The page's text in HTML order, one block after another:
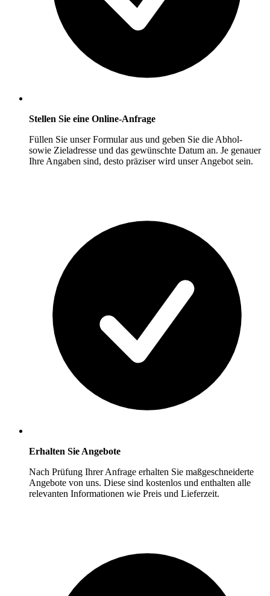
Stellen Sie eine Online-Anfrage
Füllen Sie unser Formular aus und geben Sie die Abhol-
sowie Zieladresse und das gewünschte Datum an. Je genauer
Ihre Angaben sind, desto präziser wird unser Angebot sein.
Erhalten Sie Angebote
Nach Prüfung Ihrer Anfrage erhalten Sie maßgeschneiderte
Angebote von uns. Diese sind kostenlos und enthalten alle
relevanten Informationen wie Preis und Lieferzeit.